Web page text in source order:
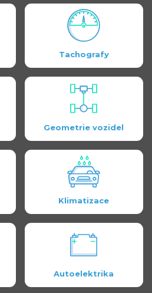
Tachografy
Geometrie vozidel
Klimatizace
Autoelektrika